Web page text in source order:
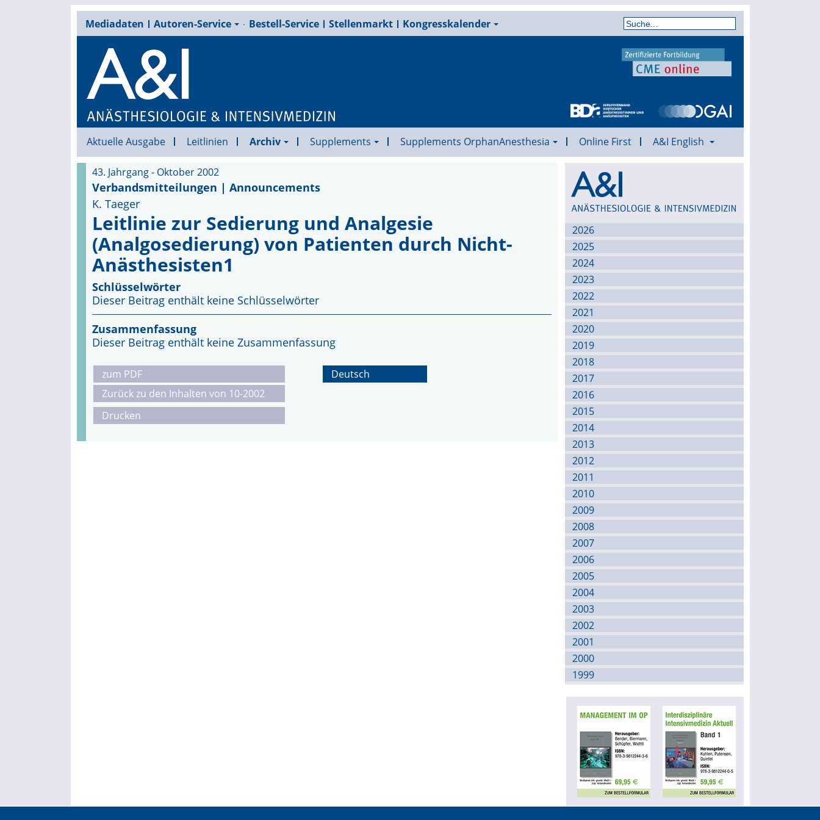
Mediadaten Autoren-Service Bestell-Service Stellenmarkt Kongresskalender
Aktuelle Ausgabe Leitlinien Archiv Supplements Supplements OrphanAnesthesia Online First A&I English
43. Jahrgang - Oktober 2002
Verbandsmitteilungen | Announcements
K. Taeger
Leitlinie zur Sedierung und Analgesie
(Analgosedierung) von Patienten durch Nicht-
Anästhesisten1
Schlüsselwörter
Dieser Beitrag enthält keine Schlüsselwörter
Zusammenfassung
Dieser Beitrag enthält keine Zusammenfassung
zum PDF
Zurück zu den Inhalten von 10-2002
Drucken
Deutsch
Archiv
2026
2025
2024
2023
2022
2021
2020
2019
2018
2017
2016
2015
2014
2013
2012
2011
2010
2009
2008
2007
2006
2005
2004
2003
2002
2001
2000
1999